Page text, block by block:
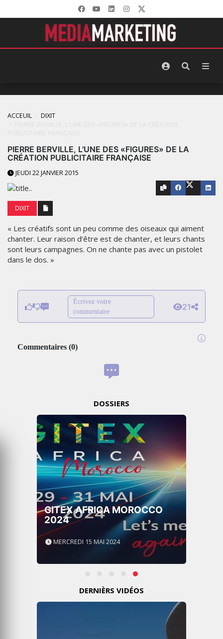
ACCEUIL
DIXIT
PIERRE BERVILLE, L'UNE DES «FIGURES» DE LA
CRÉATION PUBLICITAIRE FRANÇAISE
JEUDI 22 JANVIER 2015
DIXIT
« Les créatifs sont un peu comme des oiseaux qui aiment
chanter. Leur raison d’être est de chanter, et leurs chants
sont leurs campagnes. On ne chante pas avec un pistolet
dans le dos. »
Écrivez votre
commentaire
21
Commentaires (0)
DOSSIERS
GITEX AFRICA MOROCCO
2024
MERCREDI 15 MAI 2024
DERNIÈRS VIDÉOS